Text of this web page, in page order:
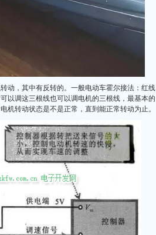
动，其中有反转的。一般电动车霍尔接法：红线
以调这三根线也可以调电机的三根线，最基本的
机转动状态是不是正常，直到能正常转动为止。